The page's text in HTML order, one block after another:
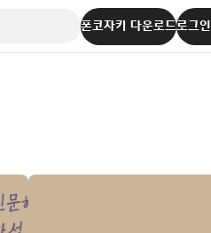
폰코자키 다운로드로그인